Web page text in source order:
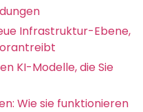
Infrastruktur-Ebene,
KI-Modelle, die Sie
Wie sie funktionieren